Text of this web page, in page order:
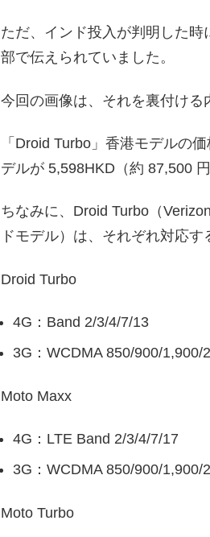
ただ、インド投入が判明した時
部で伝えられていました。
今回の画像は、それを裏付ける
「Droid Turbo」香港モデルの
デルが 5,598HKD（約 87,500 円
ちなみに、Droid Turbo（
ドモデル）は、それぞれ対応
Droid Turbo
4G：Band 2/3/4/7/13
3G：WCDMA 850/900/
Moto Maxx
4G：LTE Band 2/3/4/7/17
3G：WCDMA 850/900/1,900/
Moto Turbo